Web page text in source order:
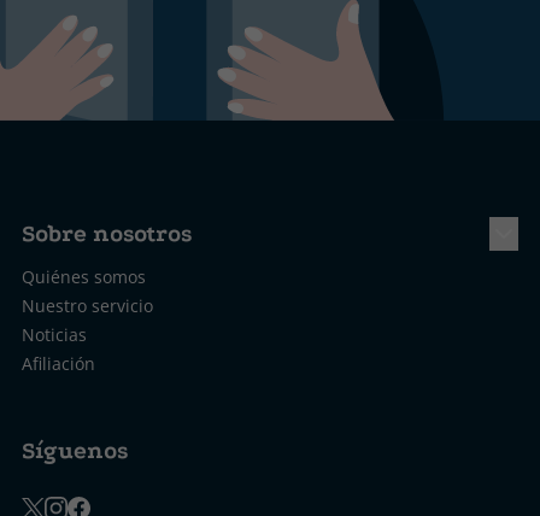
Sobre nosotros
Quiénes somos
Nuestro servicio
Noticias
Afiliación
Síguenos